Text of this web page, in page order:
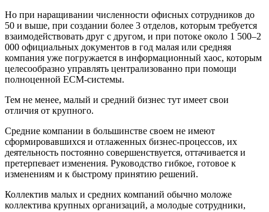
Но при наращивании численности офисных сотрудников до
50 и выше, при создании более 3 отделов, которым требуется
взаимодействовать друг с другом, и при потоке около 1 500–2
000 официальных документов в год малая или средняя
компания уже погружается в информационный хаос, которым
целесообразно управлять централизованно при помощи
полноценной ECM-системы.
Тем не менее, малый и средний бизнес тут имеет свои
отличия от крупного.
Средние компании в большинстве своем не имеют
сформировавшихся и отлаженных бизнес-процессов, их
деятельность постоянно совершенствуется, оттачивается и
претерпевает изменения. Руководство гибкое, готовое к
изменениям и к быстрому принятию решений.
Коллектив малых и средних компаний обычно моложе
коллектива крупных организаций, а молодые сотрудники,